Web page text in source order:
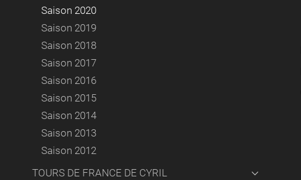
Saison 2020
Saison 2019
Saison 2018
Saison 2017
Saison 2016
Saison 2015
Saison 2014
Saison 2013
Saison 2012
TOURS DE FRANCE DE CYRIL